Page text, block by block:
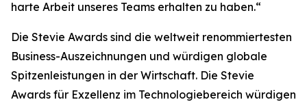
harte Arbeit unseres Teams erhalten zu haben.“
Die Stevie Awards sind die weltweit renommiertesten
Business-Auszeichnungen und würdigen globale
Spitzenleistungen in der Wirtschaft. Die Stevie
Awards für Exzellenz im Technologiebereich würdigen